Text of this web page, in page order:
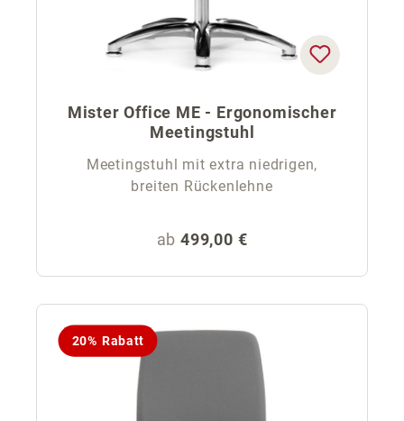
Mister Office ME - Ergonomischer
Meetingstuhl
Meetingstuhl mit extra niedrigen,
breiten Rückenlehne
Regulärer Preis:
ab 499,00 €
20% Rabatt